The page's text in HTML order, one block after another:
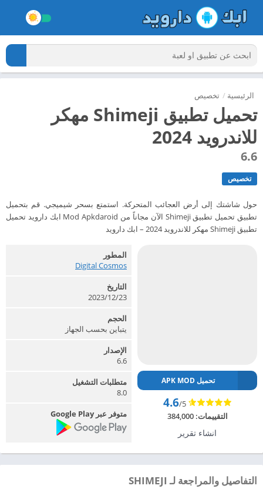
الرئيسية / تخصيص
تحميل تطبيق Shimeji مهكر
للاندرويد 2024
6.6
تخصيص
حول شاشتك إلى أرض العجائب المتحركة. استمتع بسحر شيميجي. قم بتحميل
تطبيق تحميل تطبيق Shimeji الآن مجاناً من Mod Apkdaroid ابك دارويد تحميل
تطبيق Shimeji مهكر للاندرويد 2024 – ابك دارويد
تحميل APK MOD
4.6/5
التقييمات:384,000
انشاء تقرير
المطور
Digital Cosmos‏
التاريخ
2023/12/23
الحجم
يتباين بحسب الجهاز
الإصدار
6.6
متطلبات التشغيل
8.0
متوفر عبر Google Play
التفاصيل والمراجعة لـ SHIMEJI